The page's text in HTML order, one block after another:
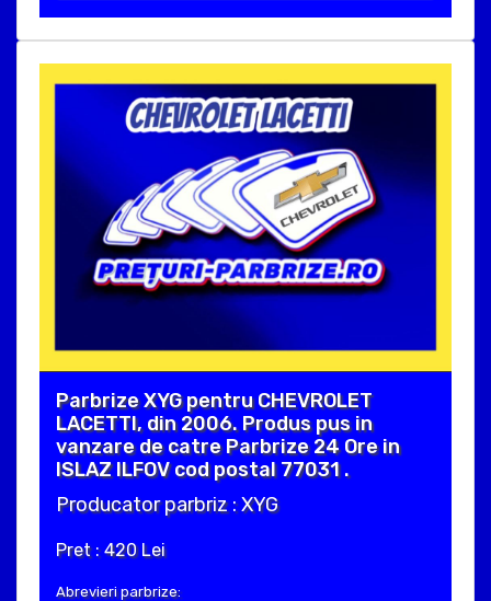
Parbrize XYG pentru CHEVROLET
LACETTI, din 2006. Produs pus in
vanzare de catre Parbrize 24 Ore in
ISLAZ ILFOV cod postal 77031 .
Producator parbriz : XYG
Pret : 420 Lei
Abrevieri parbrize: